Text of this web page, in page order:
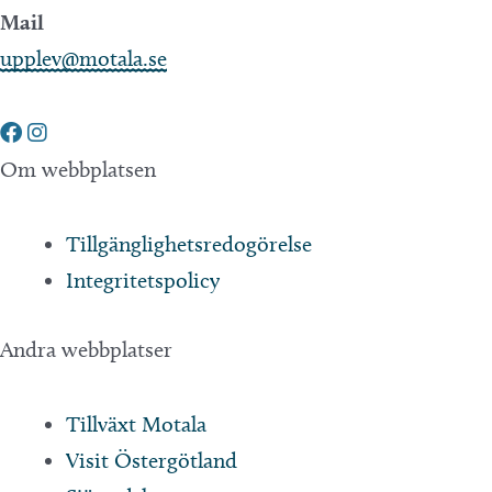
Mail
upplev@motala.se
Om webbplatsen
Tillgänglighetsredogörelse
Integritetspolicy
Andra webbplatser
Tillväxt Motala
Visit Östergötland